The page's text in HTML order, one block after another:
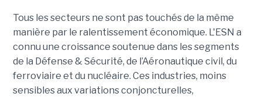
Tous les secteurs ne sont pas touchés de la même
manière par le ralentissement économique. L'ESN a
connu une croissance soutenue dans les segments
de la Défense & Sécurité, de l’Aéronautique civil, du
ferroviaire et du nucléaire. Ces industries, moins
sensibles aux variations conjoncturelles,